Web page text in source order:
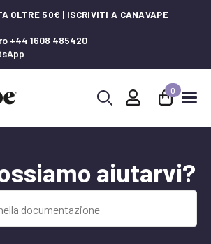
OLTRE 50€ | ISCRIVITI A CANAVAPE
+44 1608 485420
0
aiutarvi?